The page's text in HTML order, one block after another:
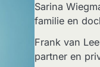
Sarina
familie en
Frank van
partner en